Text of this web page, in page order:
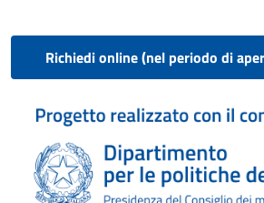
Richiedi online (nel periodo di